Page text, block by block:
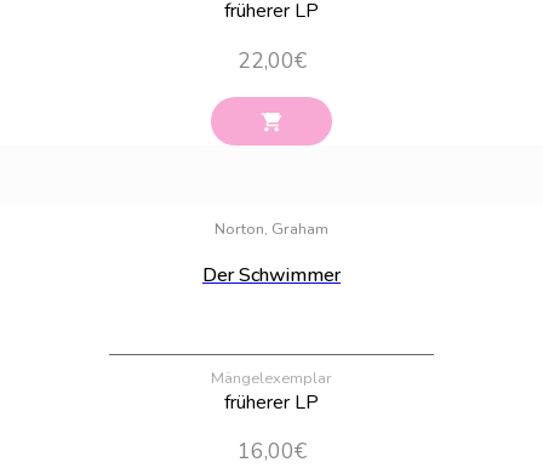
früherer LP
22,00€
Norton, Graham
Der Schwimmer
Mängelexemplar
früherer LP
16,00€